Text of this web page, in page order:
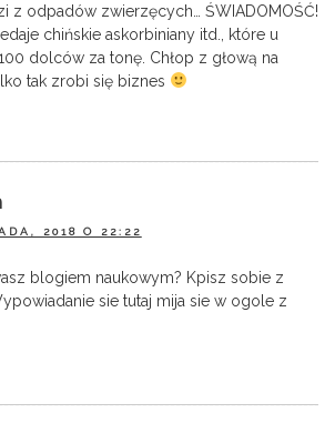
z odpadów zwierzęcych… ŚWIADOMOŚĆ!
chińskie askorbiniany itd., które u
dolców za tonę. Chłop z głową na
tak zrobi się biznes
2018 O 22:22
blogiem naukowym? Kpisz sobie z
sie tutaj mija sie w ogole z